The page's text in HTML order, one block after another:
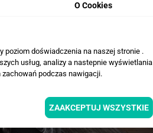
O Cookies
poziom doświadczenia na naszej stronie .
usług, analizy a nastepnie wyświetlania
podczas nawigacji.
ZAAKCEPTUJ WSZYSTKIE